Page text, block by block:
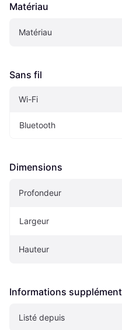
Matériau
Matériau
Sans fil
Wi-Fi
Bluetooth
Dimensions
Profondeur
Largeur
Hauteur
Informations
Listé depuis